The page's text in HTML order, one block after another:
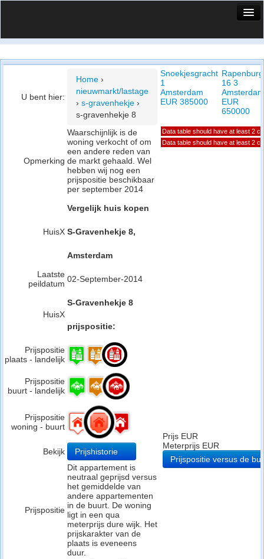
Vergelijk prijsposities - wijk
Nieuws
Cookie beleid
U bent hier:
Home ›
nieuwmarkt/lastage
› s-gravenhekje ›
s-gravenhekje 8
Opmerking
Waarschijnlijk is de
woning verkocht of om
een andere reden van
de markt gehaald. Wel
hebben wij nog een
prijspositie beschikbaar
per september 2014
HuisX
Vergelijk huis kopen
S-Gravenhekje 8,
Amsterdam
Laatste
peildatum 02-September-2014
HuisX
S-Gravenhekje 8
prijspositie:
Prijspositie
plaats - landelijk
Prijspositie
buurt - landelijk
Prijspositie
woning - buurt
Bekijk Prijshistorie
Prijspositie
Dit appartement is
neutraal geprijsd versus
het gemiddelde van
andere appartementen
in de buurt. De woning
ligt in een qua
meterprijs dure wijk. Het
prijskarakter van de
plaats is eveneens
duur.
Snoekjesgracht
1
Amsterdam
EUR 385000
Rapenburg
16 3
Amsterdam
EUR
650000
Data table should have at least 2
Data table should have at least 2
Prijs EUR
Meterprijs EUR
Prijspositie versus de